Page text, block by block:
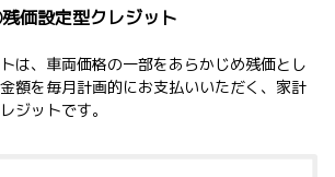
価設定型クレジット
は、車両価格の一部をあらかじめ残価とし
額を毎月計画的にお支払いいただく、家計
ジットです。